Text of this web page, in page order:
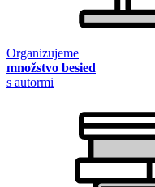
Organizujeme
množstvo besied
s autormi